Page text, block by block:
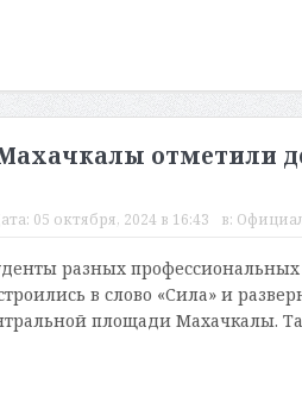
отметили
05 октября, 2024 в 16:43 в:
разных
в слово «Сила» и
площади Махачкалы.